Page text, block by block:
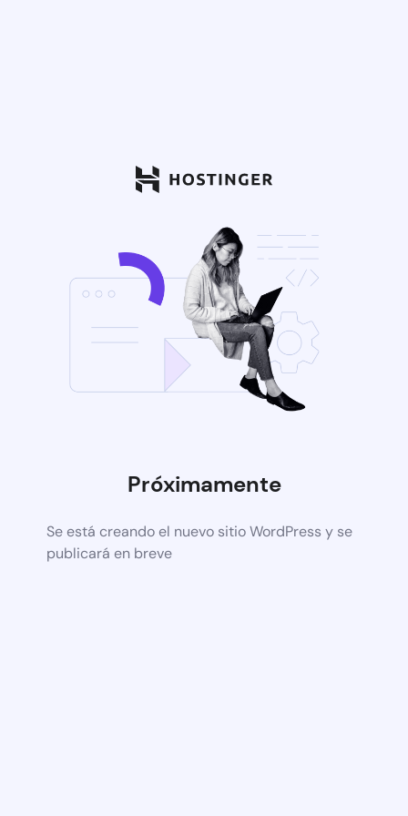
Próximamente
Se está creando el nuevo sitio WordPress y se
publicará en breve